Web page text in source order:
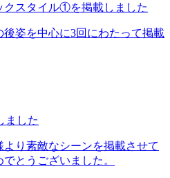
クスタイル①を掲載しました
後姿を中心に3回にわたって掲載
ました
より素敵なシーンを掲載させて
とうございました。